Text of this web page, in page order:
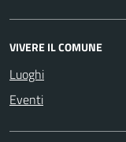
VIVERE IL COMUNE
Luoghi
Eventi